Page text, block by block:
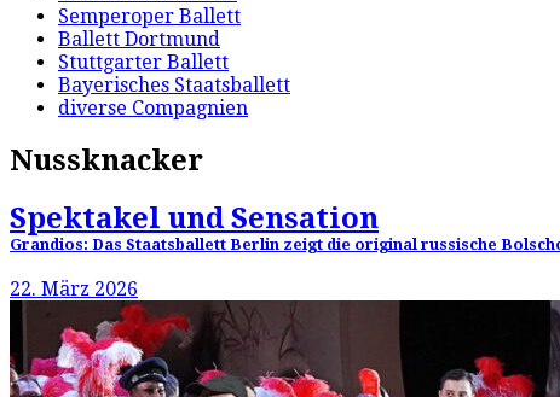
Semperoper Ballett
Ballett Dortmund
Stuttgarter Ballett
Bayerisches Staatsballett
diverse Compagnien
Nussknacker
Spektakel und Sensation
Grandios: Das Staatsballett Berlin zeigt die original russische
22. März 2026